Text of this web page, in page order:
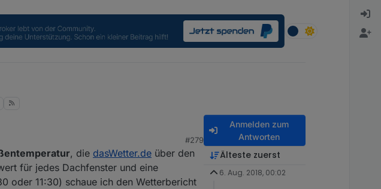
#279
, die dasWetter.de über den
für jedes Dachfenster und eine
oder 11:30) schaue ich den Wetterbericht
Anmelden zum
Antworten
Älteste zuerst
6. Aug. 2018, 00:02